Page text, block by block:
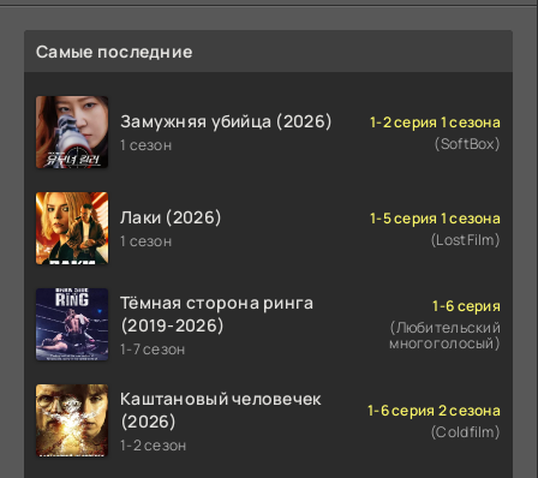
Самые последние
Замужняя убийца (2026)
1 сезон
1-2 серия 1 сезона
(SoftBox)
Лаки (2026)
1 сезон
1-5 серия 1 сезона
(LostFilm)
Тёмная сторона ринга
(2019-2026)
1-7 сезон
1-6 серия
(Любительский
многоголосый)
Каштановый человечек
(2026)
1-2 сезон
1-6 серия 2 сезона
(Coldfilm)